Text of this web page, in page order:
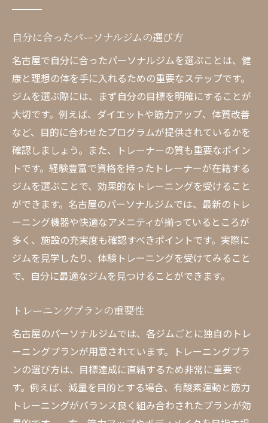
経験豊富なトレーナーに出会える名古屋のパー
経験豊富なトレーナーの見分け方
資格と実績の確認ポイント
トレーナーの指導スタイルの特徴
トレーナーとクライアントの相性
口コミや評判の参考にする方法
トレーナーの選び方ガイド
名古屋パーソナルジムで健康的な生活を始めよ
う
健康的な生活習慣の重要性
パーソナルジムで得られるメリット
健康管理におけるトレーニングの役割
ストレス解消とメンタルヘルス
持続可能な健康維持の方法
プロのトレーナーが指導する名古屋のパーソナ
ルジム
プロのトレーナーの指導技術
最新のトレーニング方法の紹介
自分に合ったパーソナルジムの選び方
名古屋で自分に合ったパーソナルジムを選ぶことは、健
康と理想の体を手に入れるための重要なステップです。
ジムを選ぶ際には、まず自分の目標を明確にすることが
大切です。例えば、ダイエットや筋力アップ、体質改善
など、目的に合わせたプログラムが提供されているかを
確認しましょう。また、トレーナーの質も重要なポイン
トです。経験豊富で資格を持ったトレーナーが在籍する
ジムを選ぶことで、効果的なトレーニングを受けること
ができます。名古屋のパーソナルジムでは、最新のトレ
ーニング機器や快適なアメニティが揃っているところが
多く、施設の充実度も確認すべきポイントです。実際に
ジムを見学したり、体験トレーニングを受けてみること
で、自分に最適なジムを見つけることができます。
トレーニングプランの重要性
名古屋のパーソナルジムでは、各ジムごとに独自のトレ
ーニングプランが用意されています。トレーニングプラ
ンの選び方は、目標達成に直結するため非常に重要で
す。例えば、減量を目的とする場合、有酸素運動と筋力
トレーニングがバランス良く組み合わされたプランが効